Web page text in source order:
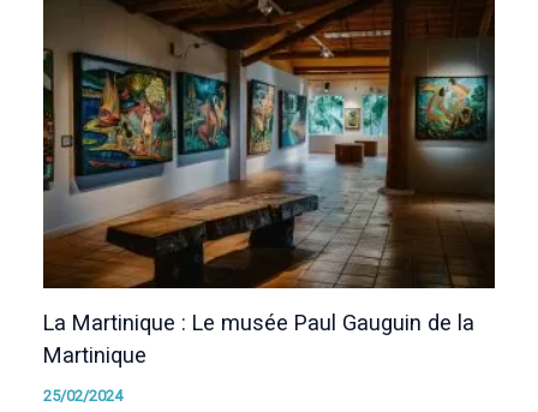
La Martinique : Le musée Paul Gauguin de la
Martinique
25/02/2024